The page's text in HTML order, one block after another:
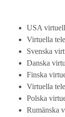
USA
Virtuella
Svenska
Danska
Finska
Virtuella
Polska
Rumänska